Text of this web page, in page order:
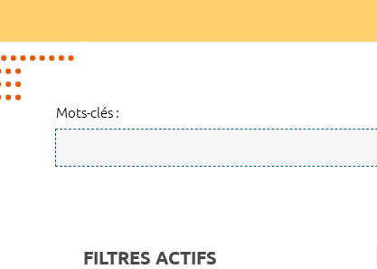
Mots-clés :
FILTRES ACTIFS